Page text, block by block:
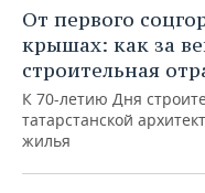
От первого
крышах: как за
строительная
К 70-летию Дня
татарстанской
жилья